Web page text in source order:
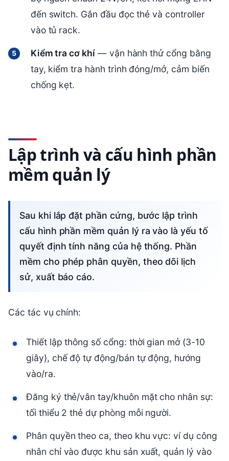
đến switch. Gắn đầu đọc thẻ và controller
vào tủ rack.
Kiểm tra cơ khí— vận hành thử cổng bằng
tay, kiểm tra hành trình đóng/mở, cảm biến
chống kẹt.
Lập trình và cấu hình phần
mềm quản lý
Sau khi lắp đặt phần cứng, bước lập trình
cấu hình phần mềm quản lý ra vào là yếu tố
quyết định tính năng của hệ thống. Phần
mềm cho phép phân quyền, theo dõi lịch
sử, xuất báo cáo.
Các tác vụ chính:
Thiết lập thông số cổng: thời gian mở (3-10
giây), chế độ tự động/bán tự động, hướng
vào/ra.
Đăng ký thẻ/vân tay/khuôn mặt cho nhân sự:
tối thiểu 2 thẻ dự phòng mỗi người.
Phân quyền theo ca, theo khu vực: ví dụ công
nhân chỉ vào được khu sản xuất, quản lý vào